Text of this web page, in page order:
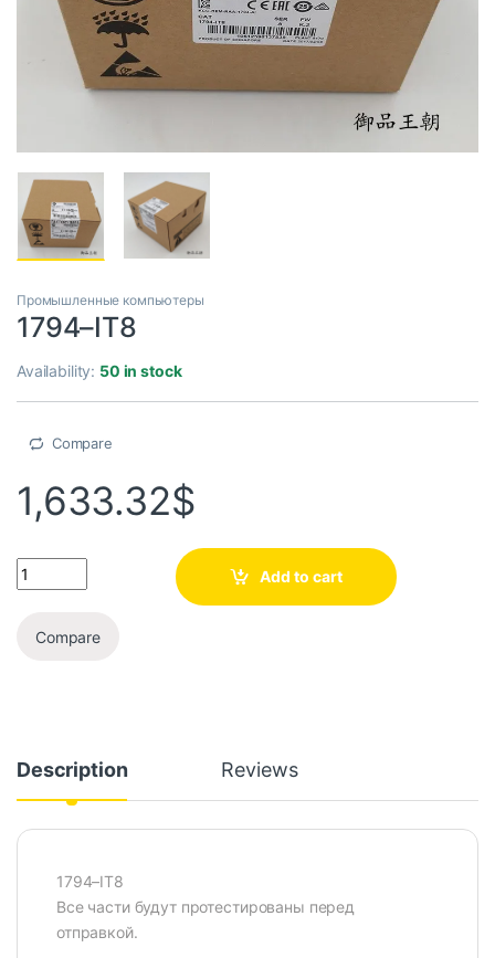
Промышленные компьютеры
1794–IT8
Availability: 50 in stock
Compare
1,633.32$
Add to cart
Compare
Description Reviews
1794–IT8
Все части будут протестированы перед
отправкой.